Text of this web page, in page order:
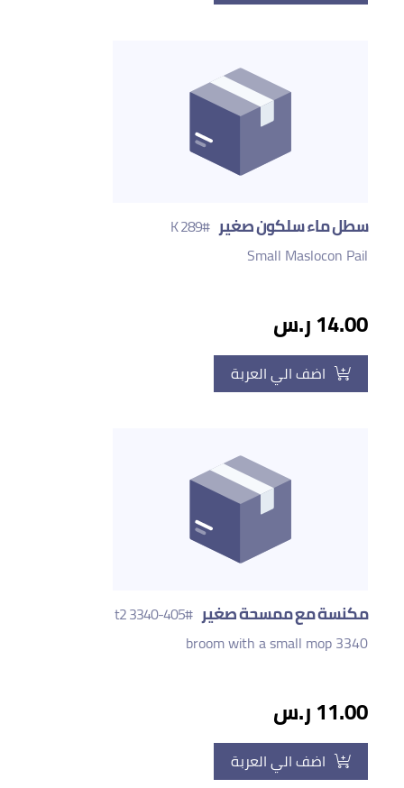
سطل ماء سلكون صغير #289 K
Small Maslocon Pail
14.00 ر.س
اضف الي العربة
مكنسة مع ممسحة صغير #405-t2 3340
broom with a small mop 3340
11.00 ر.س
اضف الي العربة